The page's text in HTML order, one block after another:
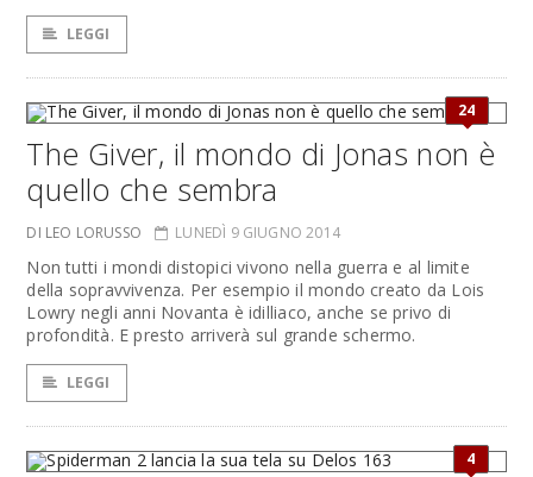
LEGGI
24
The Giver, il mondo di Jonas non è
quello che sembra
DI LEO LORUSSO LUNEDÌ 9 GIUGNO 2014
Non tutti i mondi distopici vivono nella guerra e al limite
della sopravvivenza. Per esempio il mondo creato da Lois
Lowry negli anni Novanta è idilliaco, anche se privo di
profondità. E presto arriverà sul grande schermo.
LEGGI
4